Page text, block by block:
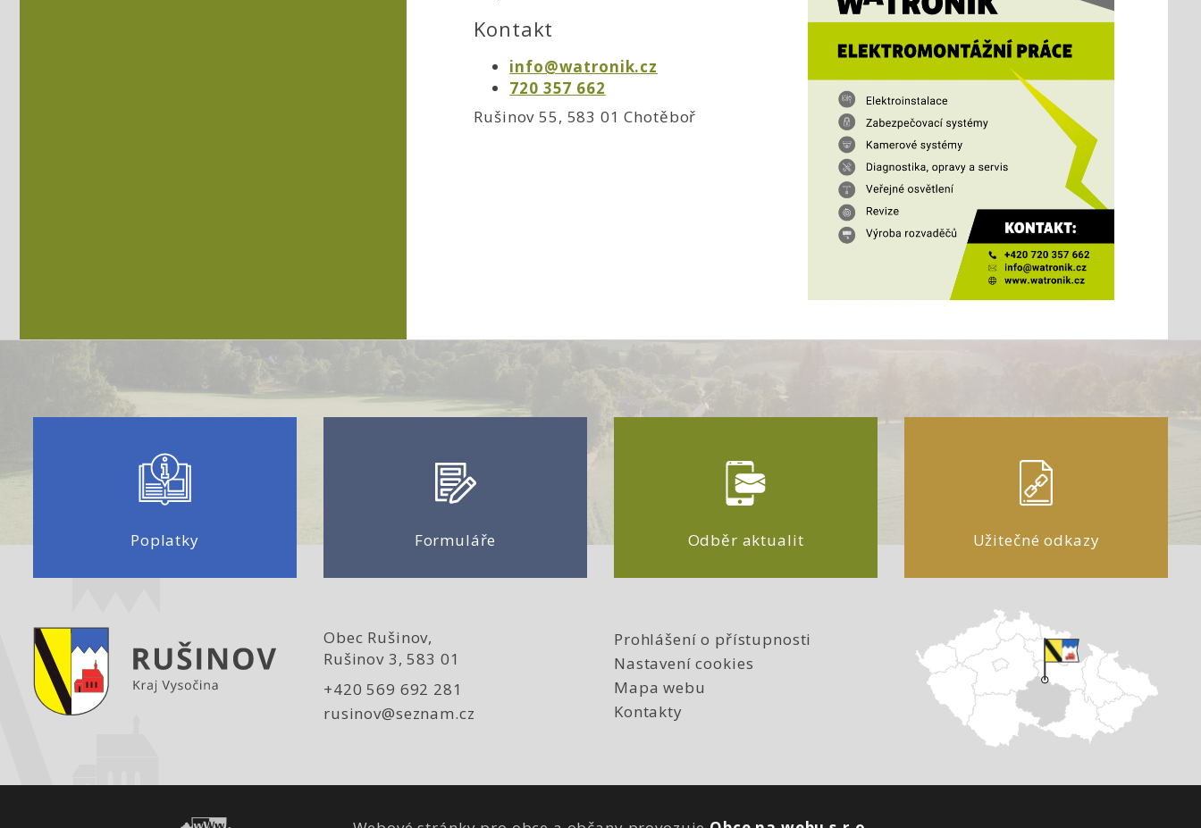
Kontakt
info@watronik.cz
720 357 662
Rušinov 55, 583 01 Chotěboř
Poplatky Formuláře Odběr aktualit Užitečné odkazy
Obec Rušinov,
Rušinov 3, 583 01
+420 569 692 281
rusinov@seznam.cz
Prohlášení o přístupnosti
Nastavení cookies
Mapa webu
Kontakty